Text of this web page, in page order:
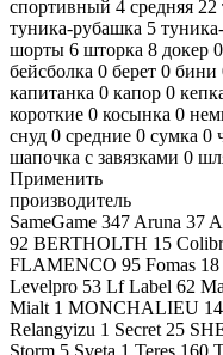
спортивный 4 средняя 22
туника-рубашка 5
шорты 6 шторка 8 докер 0
бейсболка 0 берет 0 бини
капитанка 0 капор 0
короткие 0 косынка 0
снуд 0 средние 0 сумка 0
шапочка с завязками 0
Применить
производитель
SameGame 347 Aruna 37
92 BERTHOLTH 15
FLAMENCO 95 Fomas 18
Levelpro 53 Lf Label 62
Mialt 1 MONCHALIEU 14
Relangyizu 1 Secret 25
Storm 5 Sveta 1 Teres 160